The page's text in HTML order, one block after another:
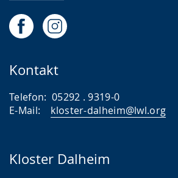
Kontakt
Telefon: 05292 . 9319-0
E-Mail: kloster-dalheim@lwl.org
Kloster Dalheim